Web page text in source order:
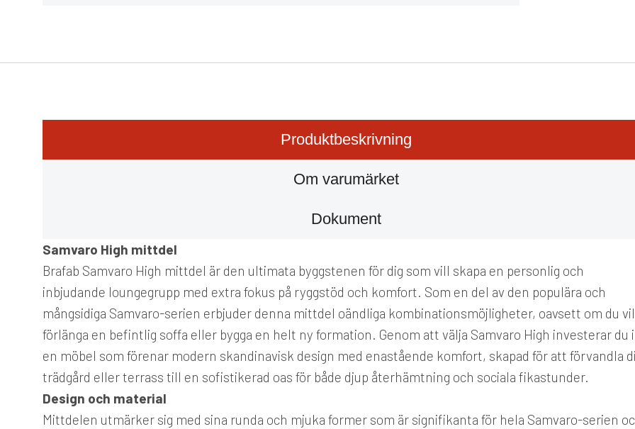
Produktbeskrivning
Om varumärket
Dokument
Samvaro High mittdel
Brafab Samvaro High mittdel är den ultimata byggstenen för dig som vill skapa en personlig och
inbjudande loungegrupp med extra fokus på ryggstöd och komfort. Som en del av den populära och
mångsidiga Samvaro-serien erbjuder denna mittdel oändliga kombinationsmöjligheter, oavsett om du
förlänga en befintlig soffa eller bygga en helt ny formation. Genom att välja Samvaro High investerar du i
en möbel som förenar modern skandinavisk design med enastående komfort, skapad för att förvandla
trädgård eller terrass till en sofistikerad oas för både djup återhämtning och sociala fikastunder.
Design och material
Mittdelen utmärker sig med sina runda och mjuka former som är signifikanta för hela Samvaro-serien